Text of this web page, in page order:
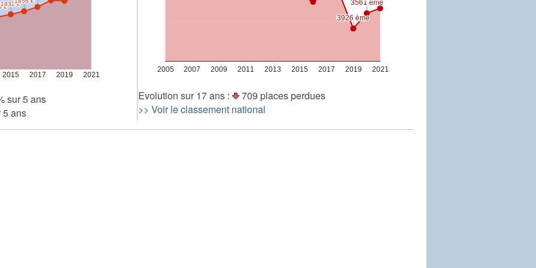
2015 2017 2019 2021
€
€
1832 €
1832 €
sur 5 ans
5 ans
2005 2007 2009 2011 2013 2015 2017 2019 2021
3926 ème
3926 ème
3561 ème
3561 ème
Evolution sur 17 ans :
709 places perdues
>> Voir le classement national